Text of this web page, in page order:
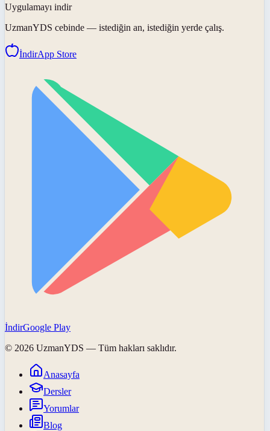
Uygulamayı indir
UzmanYDS cebinde — istediğin an, istediğin yerde çalış.
İndirApp Store
İndirGoogle Play
© 2026 UzmanYDS — Tüm hakları saklıdır.
Anasayfa
Dersler
Yorumlar
Blog